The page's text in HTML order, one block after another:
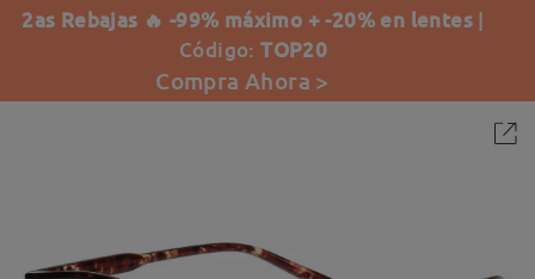
2as Rebajas 🔥 -99% máximo + -20% en lentes |
Código:TOP20
Compra Ahora >